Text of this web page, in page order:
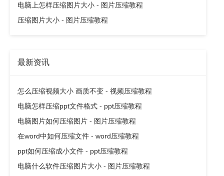
电脑上怎样压缩图片大小 - 图片压缩教程
压缩图片大小 - 图片压缩教程
最新资讯
怎么压缩视频大小 画质不变 - 视频压缩教程
电脑怎样压缩ppt文件格式 - ppt压缩教程
电脑图片如何压缩图片 - 图片压缩教程
在word中如何压缩文件 - word压缩教程
ppt如何压缩成小文件 - ppt压缩教程
电脑什么软件压缩图片大小 - 图片压缩教程